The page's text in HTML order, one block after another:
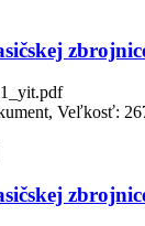
Veľkosť: